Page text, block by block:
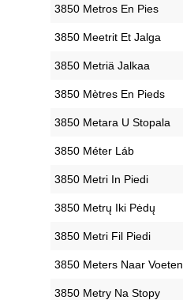
‎3850 Metros En Pies
‎3850 Meetrit Et Jalga
‎3850 Metriä Jalkaa
‎3850 Mètres En Pieds
‎3850 Metara U Stopala
‎3850 Méter Láb
‎3850 Metri In Piedi
‎3850 Metrų Iki Pėdų
‎3850 Metri Fil Piedi
‎3850 Meters Naar Voeten
‎3850 Metry Na Stopy